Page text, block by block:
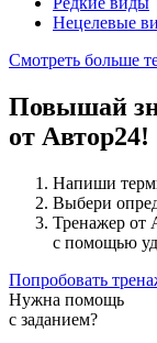
Нецелевые
Смотреть больше
Повышай
от Автор24!
Напиши
Выбери
Тренажер от
с помощью
Попробовать
Нужна помощь
с заданием?